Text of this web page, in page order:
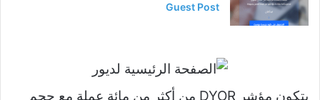
Guest Post
يتكون مؤشر DYOR من أكثر من مائة عملة مع حجم